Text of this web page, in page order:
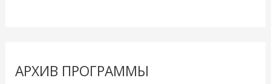
АРХИВ ПРОГРАММЫ